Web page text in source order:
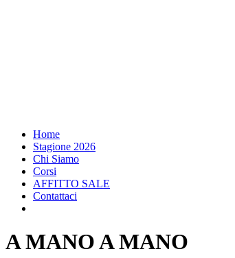
Home
Stagione 2026
Chi Siamo
Corsi
AFFITTO SALE
Contattaci
A MANO A MANO